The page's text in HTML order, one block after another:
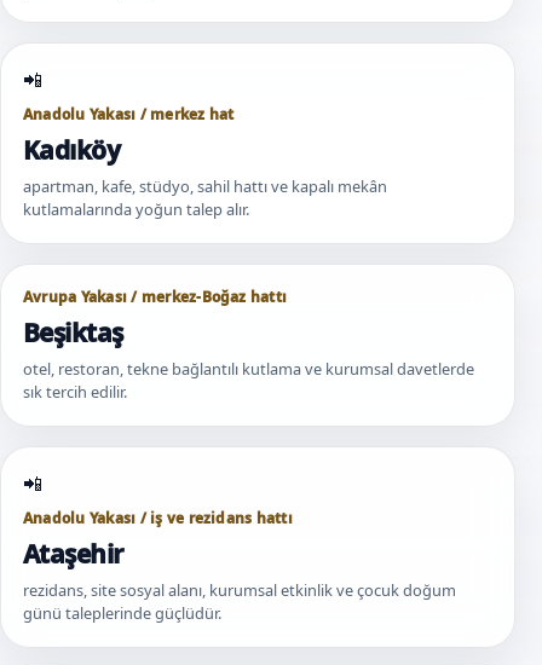
Anadolu Yakası / merkez hat
Kadıköy
apartman, kafe, stüdyo, sahil hattı ve kapalı mekân
kutlamalarında yoğun talep alır.
Avrupa Yakası / merkez-Boğaz hattı
Beşiktaş
otel, restoran, tekne bağlantılı kutlama ve kurumsal davetlerde
sık tercih edilir.
Anadolu Yakası / iş ve rezidans hattı
Ataşehir
rezidans, site sosyal alanı, kurumsal etkinlik ve çocuk doğum
günü taleplerinde güçlüdür.